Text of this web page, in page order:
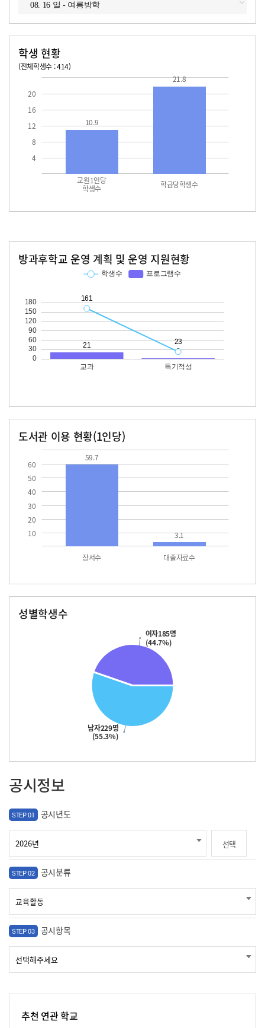
08. 16 일 - 여름방학
학생 현황
(전체학생수 : 414)
4
8
12
16
20
교원1인당
학생수 학급당학생수
10.9
21.8
방과후학교 운영 계획 및 운영 지원현황
도서관 이용 현황(1인당)
10
20
30
40
50
60
장서수 대출자료수
59.7
3.1
성별학생수
남자229명
(55.3%)
여자185명
(44.7%)
공시정보
STEP 01 공시년도
선택
STEP 02 공시분류
STEP 03 공시항목
추천 연관 학교